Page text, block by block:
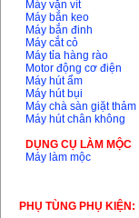
Máy vặn vít
Máy bắn keo
Máy bắn đinh
Máy cắt cỏ
Máy tỉa hàng rào
Motor động cơ điện
Máy hút ẩm
Máy hút bụi
Máy chà sàn giặt thảm
Máy hút chân không
DỤNG CỤ LÀM MỘC
Máy làm mộc
PHỤ TÙNG PHỤ KIỆN: